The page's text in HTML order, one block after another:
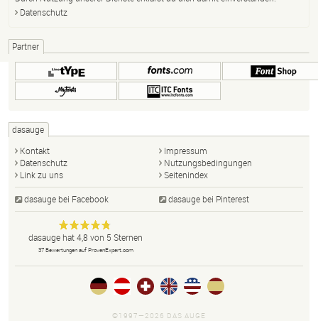
Datenschutz
Partner
dasauge
Kontakt
Impressum
Datenschutz
Nutzungsbedingungen
Link zu uns
Seitenindex
dasauge bei Facebook dasauge bei Pinterest
dasauge
Designer,
Fotografen,
Agenturen,
Portfolios
und Jobs.
Anonym
dasauge hat4,8 von 5 Sternen
37Bewertungen auf ProvenExpert.com
©1997—2026 DAS AUGE